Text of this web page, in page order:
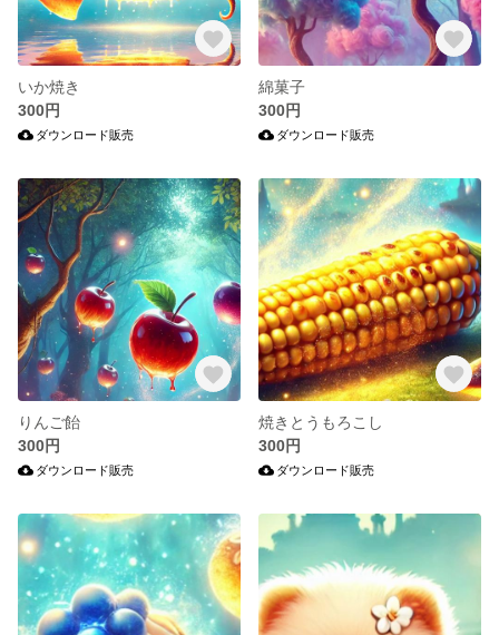
いか焼き
300円
ダウンロード販売
綿菓子
300円
ダウンロード販売
りんご飴
300円
ダウンロード販売
焼きとうもろこし
300円
ダウンロード販売